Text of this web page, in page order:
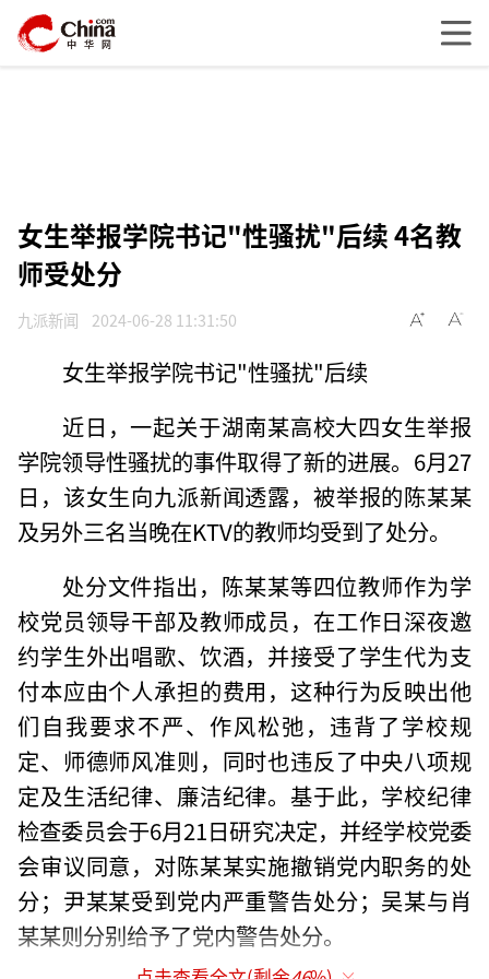
女生举报学院书记"性骚扰"后续 4名教
师受处分
九派新闻 2024-06-28 11:31:50
女生举报学院书记"性骚扰"后续
近日，一起关于湖南某高校大四女生举报
学院领导性骚扰的事件取得了新的进展。6月27
日，该女生向九派新闻透露，被举报的陈某某
及另外三名当晚在KTV的教师均受到了处分。
处分文件指出，陈某某等四位教师作为学
校党员领导干部及教师成员，在工作日深夜邀
约学生外出唱歌、饮酒，并接受了学生代为支
付本应由个人承担的费用，这种行为反映出他
们自我要求不严、作风松弛，违背了学校规
定、师德师风准则，同时也违反了中央八项规
定及生活纪律、廉洁纪律。基于此，学校纪律
检查委员会于6月21日研究决定，并经学校党委
会审议同意，对陈某某实施撤销党内职务的处
分；尹某某受到党内严重警告处分；吴某与肖
某某则分别给予了党内警告处分。